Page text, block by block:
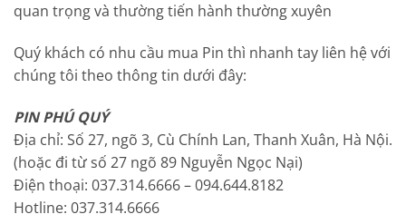
quan trọng và thường tiến hành thường xuyên
Quý khách có nhu cầu mua Pin thì nhanh tay liên hệ với
chúng tôi theo thông tin dưới đây:
PIN PHÚ QUÝ
Địa chỉ: Số 27, ngõ 3, Cù Chính Lan, Thanh Xuân, Hà Nội.
(hoặc đi từ số 27 ngõ 89 Nguyễn Ngọc Nại)
Điện thoại: 037.314.6666 – 094.644.8182
Hotline: 037.314.6666